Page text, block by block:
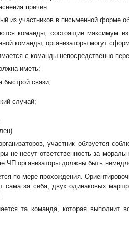
причин.
из участников в письменной форме
команды, состоящие максимум
команды, организаторы могут
с команды непосредственно
иметь:
связи;
случай;
участник обязуется
не несут ответственность за
ЧП организаторы должны быть
по мере прохождения.
сама за себя, двух одинаковых
та команда, которая